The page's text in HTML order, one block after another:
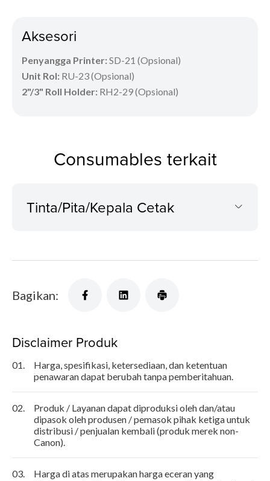
Aksesori
Penyangga Printer:SD-21 (Opsional)
Unit Rol: RU-23 (Opsional)
2"/3" Roll Holder: RH2-29 (Opsional)
Consumables terkait
Tinta/Pita/Kepala Cetak
Bagikan:
Disclaimer Produk
01.
Harga, spesifikasi, ketersediaan, dan ketentuan
penawaran dapat berubah tanpa pemberitahuan.
02.
Produk / Layanan dapat diproduksi oleh dan/atau
dipasok oleh produsen / pemasok pihak ketiga untuk
distribusi / penjualan kembali (produk merek non-
Canon).
03.
Harga di atas merupakan harga eceran yang